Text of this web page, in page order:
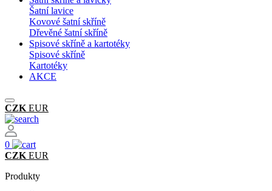
Šatní lavice
Kovové šatní skříně
Dřevěné šatní skříně
Spisové skříně a kartotéky
Spisové skříně
Kartotéky
AKCE
CZK EUR
0
CZK EUR
Produkty